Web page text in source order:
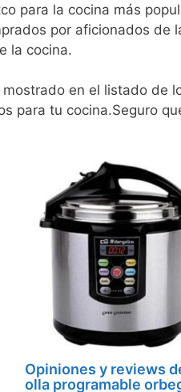
para la cocina más
por aficionados de
la cocina.
en el listado de
para tu cocina.Seguro
Opiniones y reviews
olla programable